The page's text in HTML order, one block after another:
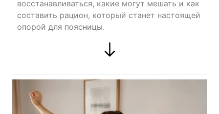
восстанавливаться, какие могут мешать и как
составить рацион, который станет настоящей
опорой для поясницы.